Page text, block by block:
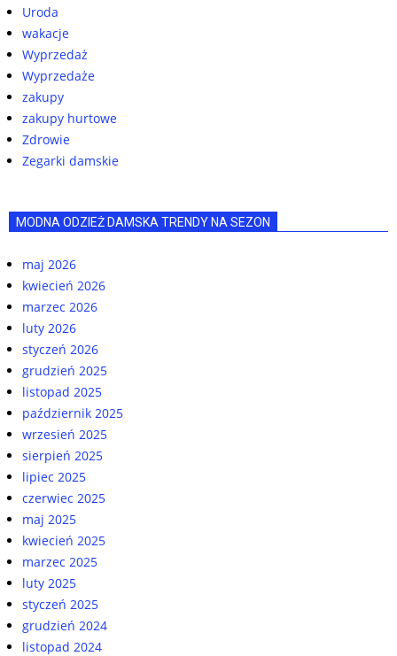
Uroda
wakacje
Wyprzedaż
Wyprzedaże
zakupy
zakupy hurtowe
Zdrowie
Zegarki damskie
MODNA ODZIEŻ DAMSKA TRENDY NA SEZON
maj 2026
kwiecień 2026
marzec 2026
luty 2026
styczeń 2026
grudzień 2025
listopad 2025
październik 2025
wrzesień 2025
sierpień 2025
lipiec 2025
czerwiec 2025
maj 2025
kwiecień 2025
marzec 2025
luty 2025
styczeń 2025
grudzień 2024
listopad 2024